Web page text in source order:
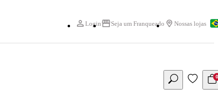
Login Seja um Franqueado Nossas lojas
0